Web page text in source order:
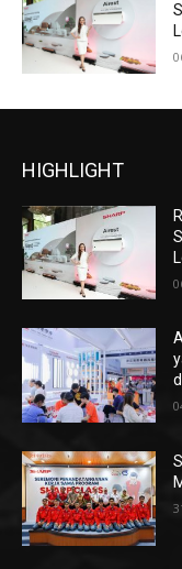
HIGHLIGHT